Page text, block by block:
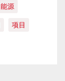
能源
项目